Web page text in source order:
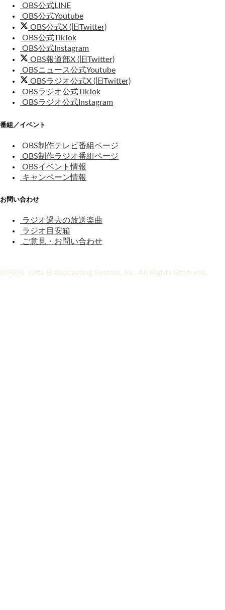
OBS公式LINE
OBS公式Youtube
OBS公式X (旧Twitter)
OBS公式TikTok
OBS公式Instagram
OBS報道部X (旧Twitter)
OBSニュース公式Youtube
OBSラジオ公式X (旧Twitter)
OBSラジオ公式TikTok
OBSラジオ公式Instagram
番組／イベント
OBS制作テレビ番組ページ
OBS制作ラジオ番組ページ
OBSイベント情報
キャンペーン情報
お問い合わせ
ラジオ過去の放送楽曲
ラジオ目安箱
ご意見・お問い合わせ
©2026 Oita Broadcasting System, Inc. All Rights Reserved.